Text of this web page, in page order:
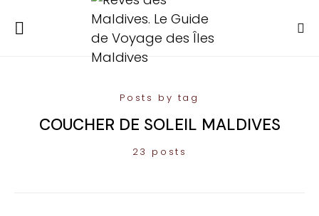
Posts by tag
COUCHER DE SOLEIL MALDIVES
23 posts